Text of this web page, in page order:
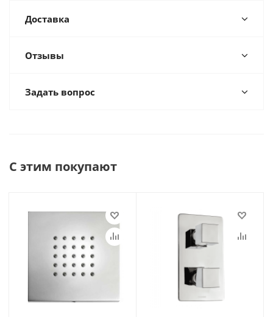
Доставка
Отзывы
Задать вопрос
С этим покупают